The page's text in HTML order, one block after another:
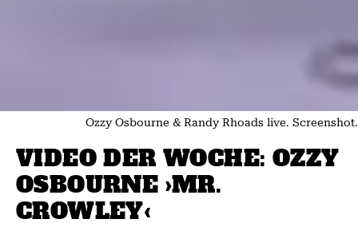
Ozzy Osbourne & Randy Rhoads live. Screenshot.
VIDEO DER WOCHE: OZZY
OSBOURNE ›MR.
CROWLEY‹